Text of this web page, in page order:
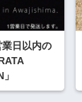
日以内の